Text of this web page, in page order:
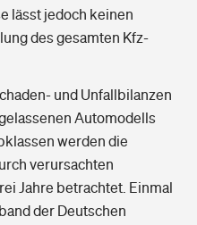
lässt jedoch keinen
des gesamten Kfz-
und Unfallbilanzen
Automodells
werden die
verursachten
Jahre betrachtet. Einmal
der Deutschen